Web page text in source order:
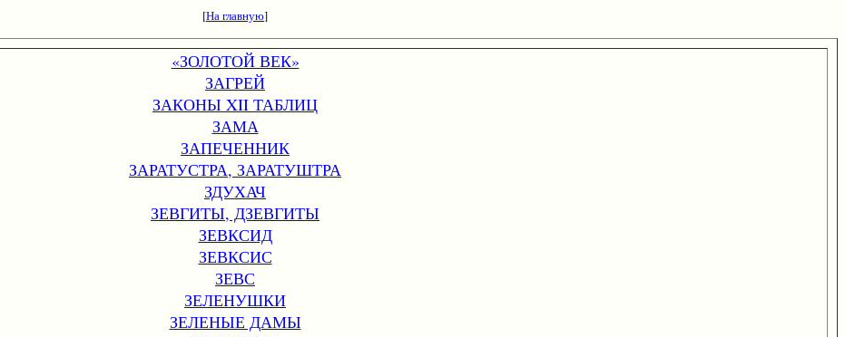
[На главную]
«ЗОЛОТОЙ ВЕК»
ЗАГРЕЙ
ЗАКОНЫ XII ТАБЛИЦ
ЗАМА
ЗАПЕЧЕННИК
ЗАРАТУСТРА, ЗАРАТУШТРА
ЗДУХАЧ
ЗЕВГИТЫ, ДЗЕВГИТЫ
ЗЕВКСИД
ЗЕВКСИС
ЗЕВС
ЗЕЛЕНУШКИ
ЗЕЛЕНЫЕ ДАМЫ